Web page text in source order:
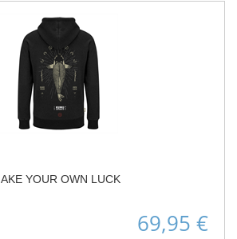
YOUR OWN LUCK
69,95 €